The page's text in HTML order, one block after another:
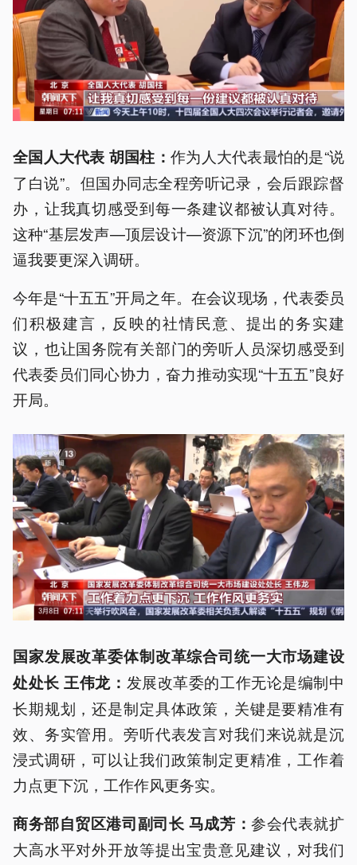
全国人大代表 胡国柱： 作为人大代表最怕的是“说
了白说”。但国办同志全程旁听记录，会后跟踪督
办，让我真切感受到每一条建议都被认真对待。
这种“基层发声—顶层设计—资源下沉”的闭环也倒
逼我要更深入调研。
今年是“十五五”开局之年。在会议现场，代表委员
们积极建言，反映的社情民意、提出的务实建
议，也让国务院有关部门的旁听人员深切感受到
代表委员们同心协力，奋力推动实现“十五五”良好
开局。
国家发展改革委体制改革综合司统一大市场建设
处处长 王伟龙： 发展改革委的工作无论是编制中
长期规划，还是制定具体政策，关键是要精准有
效、务实管用。旁听代表发言对我们来说就是沉
浸式调研，可以让我们政策制定更精准，工作着
力点更下沉，工作作风更务实。
商务部自贸区港司副司长 马成芳：参会代表就扩
大高水平对外开放等提出宝贵意见建议，对我们